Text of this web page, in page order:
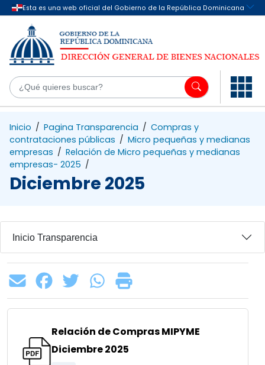
Saltar al contenido principal
Inicio / Pagina Transparencia / Compras y
contrataciones públicas / Micro pequeñas y medianas
empresas / Relación de Micro pequeñas y medianas
empresas- 2025 /
Diciembre 2025
Inicio Transparencia
Relación de Compras MIPYME
Diciembre 2025